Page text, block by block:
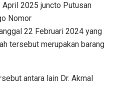
2025 juncto Putusan
Nomor
22 Februari 2024 yang
tersebut merupakan barang
antara lain Dr. Akmal